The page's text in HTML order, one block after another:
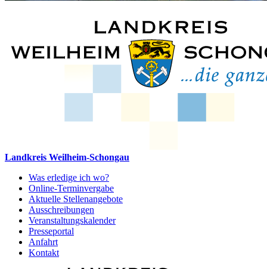
Landkreis Weilheim-Schongau
Was erledige ich wo?
Online-Terminvergabe
Aktuelle Stellenangebote
Ausschreibungen
Veranstaltungskalender
Presseportal
Anfahrt
Kontakt